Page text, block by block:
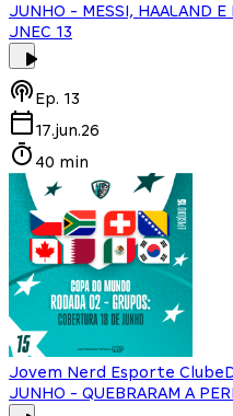
JUNHO - MESSI, HAALAND E
JNEC 13
Ep. 13
17.jun.26
40 min
Jovem Nerd Esporte Clube
JUNHO - QUEBRARAM A